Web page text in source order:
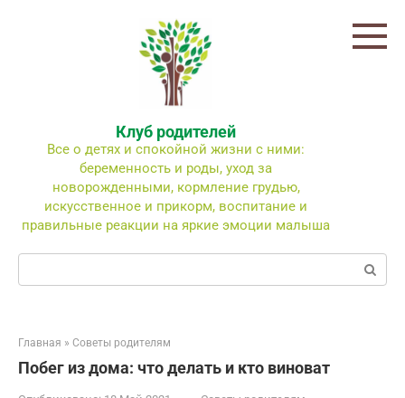
Клуб родителей
Все о детях и спокойной жизни с ними:
беременность и роды, уход за
новорожденными, кормление грудью,
искусственное и прикорм, воспитание и
правильные реакции на яркие эмоции малыша
Поиск:
Главная » Советы родителям
Побег из дома: что делать и кто виноват